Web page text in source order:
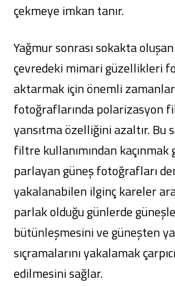
çekmeye imkan tanır.
Yağmur sonrası sokakta
çevredeki mimari güzellikleri
aktarmak için önemli
fotoğraflarında polarizasyon
yansıtma özelliğini azaltır. Bu
filtre kullanımından kaçınmak
parlayan güneş fotoğrafları
yakalanabilen ilginç kareler
parlak olduğu günlerde
bütünleşmesini ve güneşten
sıçramalarını yakalamak
edilmesini sağlar.